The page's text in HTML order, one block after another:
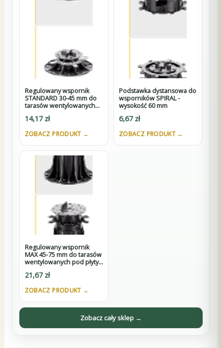
Regulowany wspornik
STANDARD 30-45 mm do
tarasów wentylowanych
14,17 zł
ZOBACZ PRODUKT →
Podstawka dystansowa do
wsporników SPIRAL -
wysokość 60 mm
6,67 zł
ZOBACZ PRODUKT →
Regulowany wspornik
MAX 45-75 mm do tarasów
wentylowanych pod płyty
21,67 zł
ZOBACZ PRODUKT →
Zobacz cały sklep →